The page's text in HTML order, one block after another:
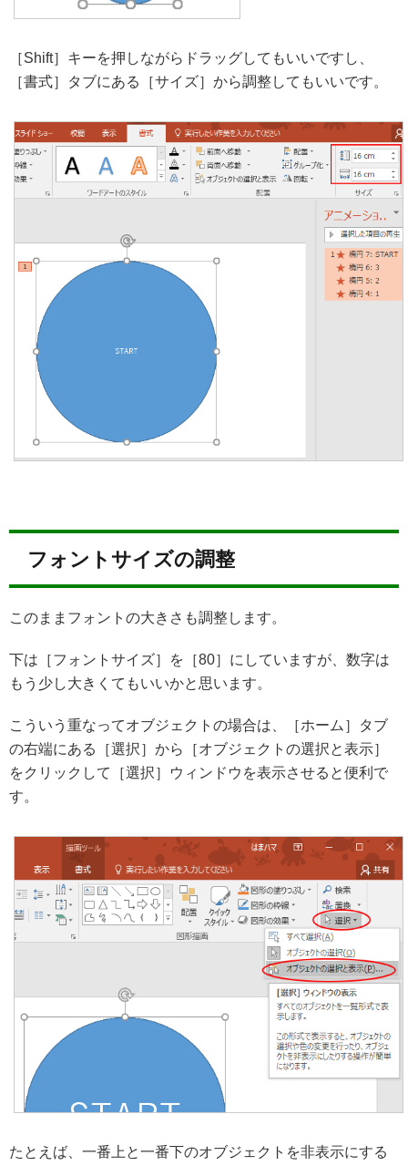
［Shift］キーを押しながらドラッグしてもいいですし、
［書式］タブにある［サイズ］から調整してもいいです。
フォントサイズの調整
このままフォントの大きさも調整します。
下は［フォントサイズ］を［80］にしていますが、数字は
もう少し大きくてもいいかと思います。
こういう重なってオブジェクトの場合は、［ホーム］タブ
の右端にある［選択］から［オブジェクトの選択と表示］
をクリックして［選択］ウィンドウを表示させると便利で
す。
たとえば、一番上と一番下のオブジェクトを非表示にする